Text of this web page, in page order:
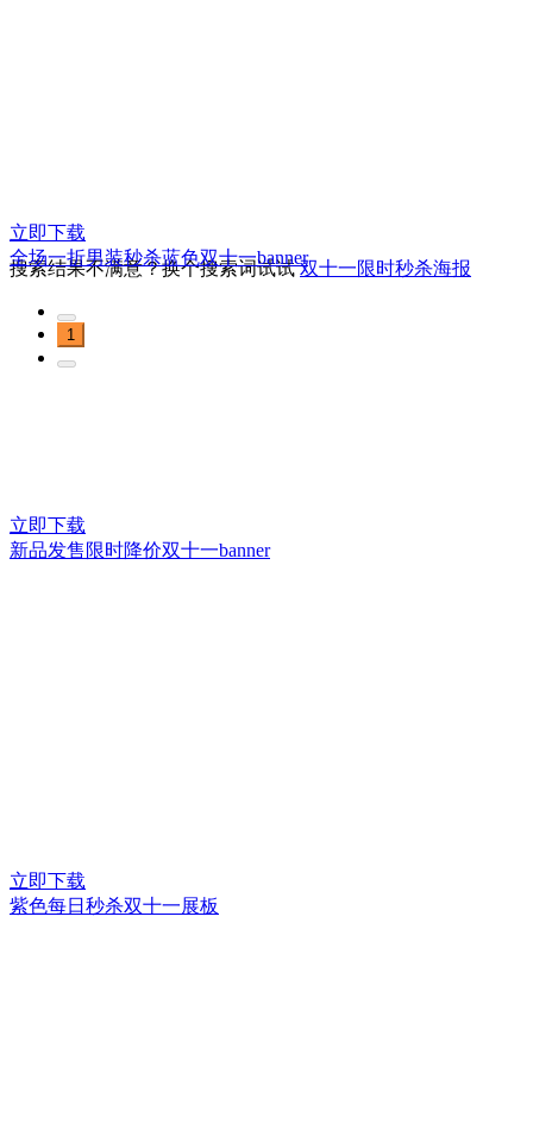
立即下载
全场一折男装秒杀蓝色双十一banner
立即下载
新品发售限时降价双十一banner
立即下载
紫色每日秒杀双十一展板
搜索结果不满意？换个搜索词试试 双十一限时秒杀海报
1